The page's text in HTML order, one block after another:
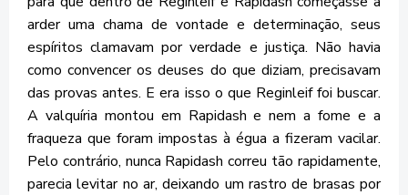
arder uma chama de vontade e determinação, seus
espíritos clamavam por verdade e justiça. Não havia
como convencer os deuses do que diziam, precisavam
das provas antes. E era isso o que Reginleif foi buscar.
A valquíria montou em Rapidash e nem a fome e a
fraqueza que foram impostas à égua a fizeram vacilar.
Pelo contrário, nunca Rapidash correu tão rapidamente,
parecia levitar no ar, deixando um rastro de brasas por